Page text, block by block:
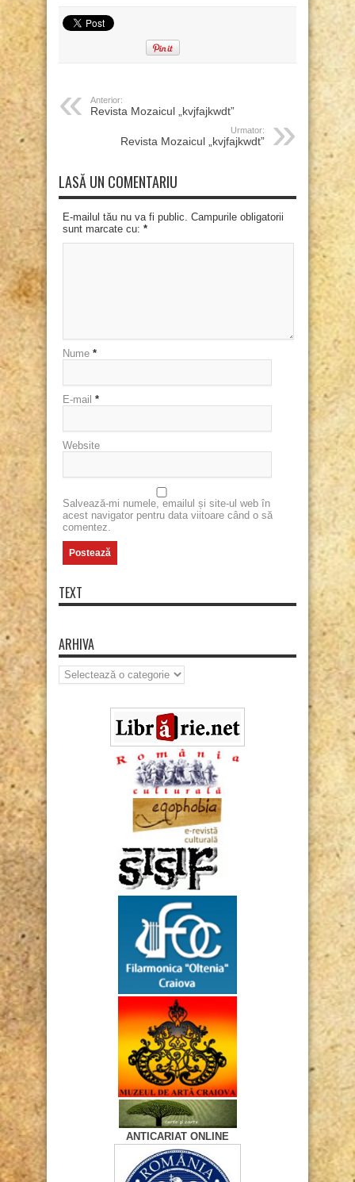
Anterior:
Revista Mozaicul „kvjfajkwdt”
Urmator:
Revista Mozaicul „kvjfajkwdt”
LASĂ UN COMENTARIU
E-mailul tău nu va fi public. Campurile obligatorii
sunt marcate cu: *
Nume *
E-mail *
Website
Salvează-mi numele, emailul și site-ul web în
acest navigator pentru data viitoare când o să
comentez.
TEXT
ARHIVA
Arhiva
ANTICARIAT ONLINE